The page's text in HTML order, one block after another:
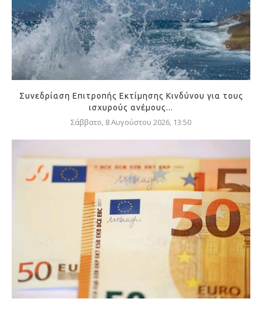
Συνεδρίαση Επιτροπής Εκτίμησης Κινδύνου για τους
ισχυρούς ανέμους...
Σάββατο, 8 Αυγούστου 2026, 13:50